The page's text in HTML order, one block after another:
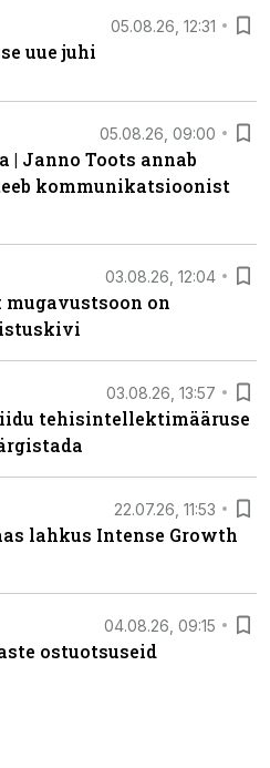
05.08.26, 12:31
uue juhi
05.08.26, 09:00
| Janno Toots annab
kommunikatsioonist
03.08.26, 12:04
mugavustsoon on
03.08.26, 13:57
tehisintellektimääruse
22.07.26, 11:53
lahkus Intense Growth
04.08.26, 09:15
ostuotsuseid